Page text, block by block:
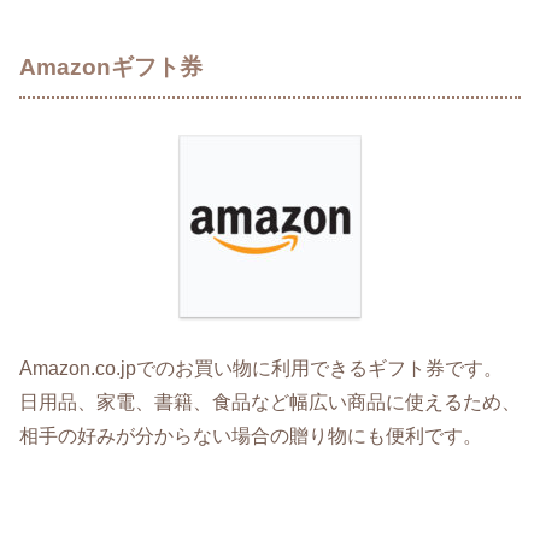
Amazonギフト券
Amazon.co.jpでのお買い物に利用できるギフト券です。
日用品、家電、書籍、食品など幅広い商品に使えるため、
相手の好みが分からない場合の贈り物にも便利です。